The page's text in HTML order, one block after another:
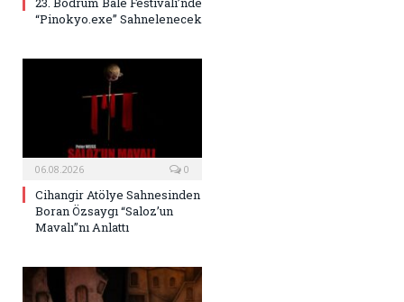
“Pinokyo.exe” Sahnelenecek
06.08.2026 0
Cihangir Atölye Sahnesinden
Boran Özsaygı “Saloz’un
Mavalı”nı Anlattı